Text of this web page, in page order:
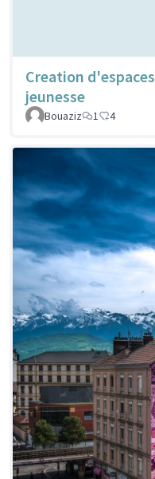
Creation d'espaces
jeunesse
Bouaziz
1 4